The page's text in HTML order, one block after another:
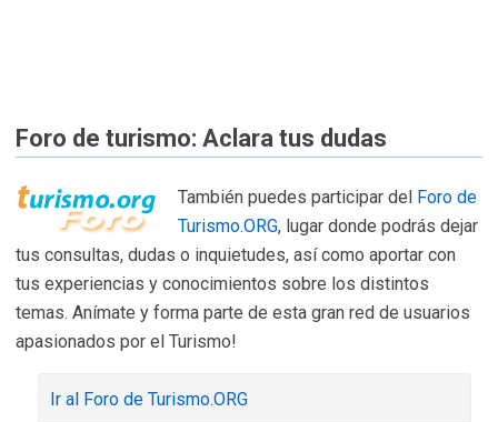
Foro de turismo: Aclara tus dudas
También puedes participar del Foro de
Turismo.ORG, lugar donde podrás dejar
tus consultas, dudas o inquietudes, así como aportar con
tus experiencias y conocimientos sobre los distintos
temas. Anímate y forma parte de esta gran red de usuarios
apasionados por el Turismo!
Ir al Foro de Turismo.ORG